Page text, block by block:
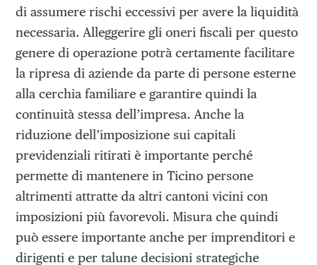
di assumere rischi eccessivi per avere la liquidità
necessaria. Alleggerire gli oneri fiscali per questo
genere di operazione potrà certamente facilitare
la ripresa di aziende da parte di persone esterne
alla cerchia familiare e garantire quindi la
continuità stessa dell’impresa. Anche la
riduzione dell’imposizione sui capitali
previdenziali ritirati è importante perché
permette di mantenere in Ticino persone
altrimenti attratte da altri cantoni vicini con
imposizioni più favorevoli. Misura che quindi
può essere importante anche per imprenditori e
dirigenti e per talune decisioni strategiche